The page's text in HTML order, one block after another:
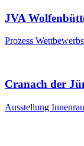
JVA
Prozess
Cranach der
Ausstellung